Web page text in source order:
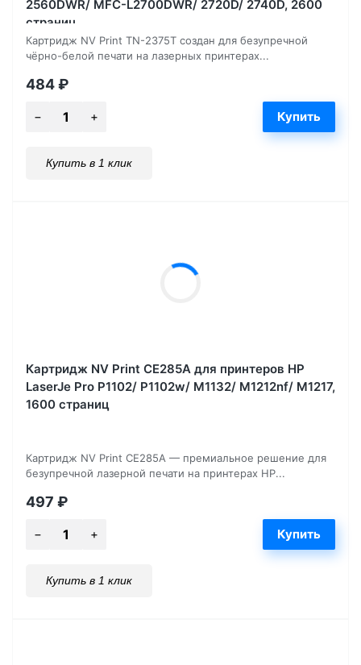
2560DWR/ MFC-L2700DWR/ 2720D/ 2740D, 2600
страниц
Картридж NV Print TN-2375T создан для безупречной
чёрно-белой печати на лазерных принтерах...
484₽
Купить в 1 клик
Картридж NV Print CE285A для принтеров HP
LaserJe Pro P1102/ P1102w/ M1132/ M1212nf/ М1217,
1600 страниц
Картридж NV Print CE285A — премиальное решение для
безупречной лазерной печати на принтерах HP...
497 ₽
Купить в 1 клик